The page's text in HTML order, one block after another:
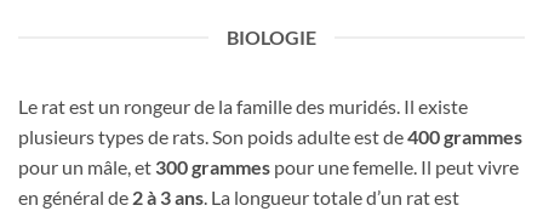
BIOLOGIE
Le rat est un rongeur de la famille des muridés. Il existe
plusieurs types de rats. Son poids adulte est de400 grammes
pour un mâle, et 300 grammes pour une femelle. Il peut vivre
en général de 2 à 3ans. La longueur totale d’un rat est